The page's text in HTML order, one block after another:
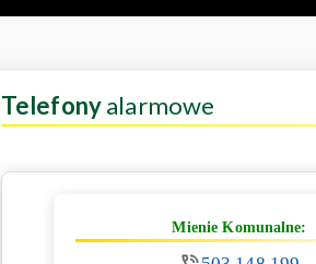
Telefonyalarmowe
Mienie Komunalne: